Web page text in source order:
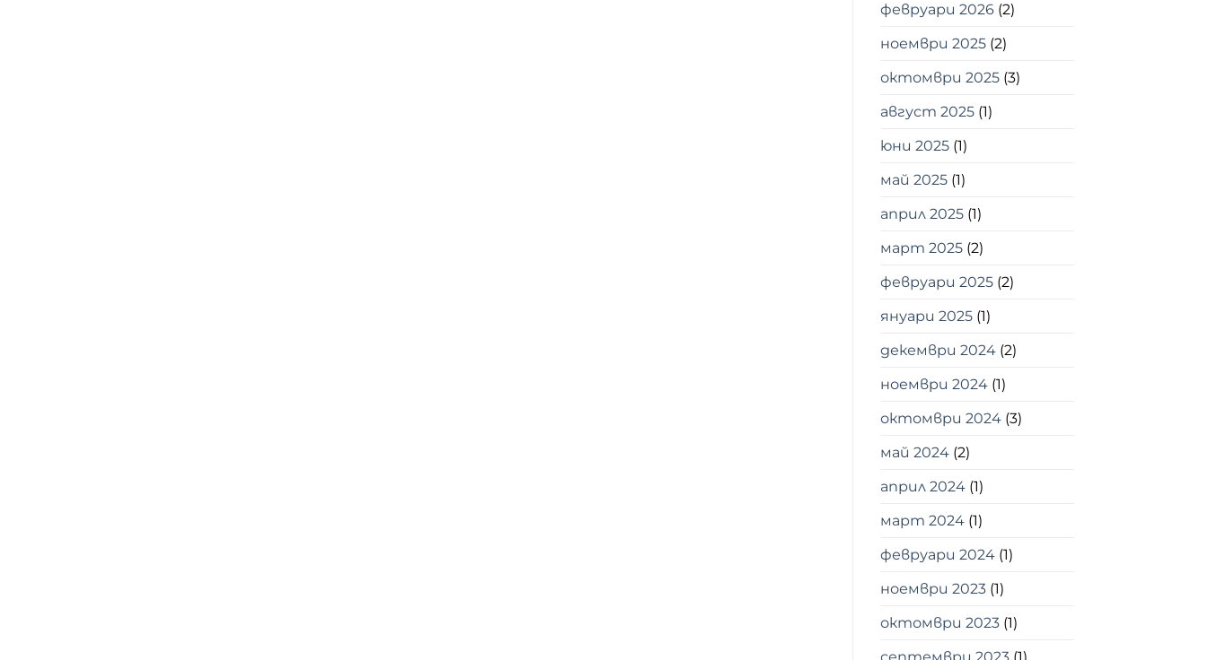
февруари 2026(2)
ноември 2025(2)
октомври 2025(3)
август 2025(1)
юни 2025(1)
май 2025(1)
април 2025(1)
март 2025(2)
февруари 2025(2)
януари 2025(1)
декември 2024(2)
ноември 2024(1)
октомври 2024(3)
май 2024(2)
април 2024(1)
март 2024(1)
февруари 2024(1)
ноември 2023(1)
октомври 2023(1)